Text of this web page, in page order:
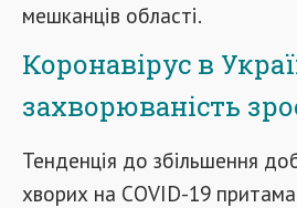
мешканців області.
Коронавірус в
захворюваність
Тенденція до збільшення
хворих на COVID-19